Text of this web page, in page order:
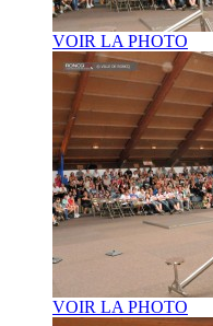
VOIR LA PHOTO
VOIR LA PHOTO